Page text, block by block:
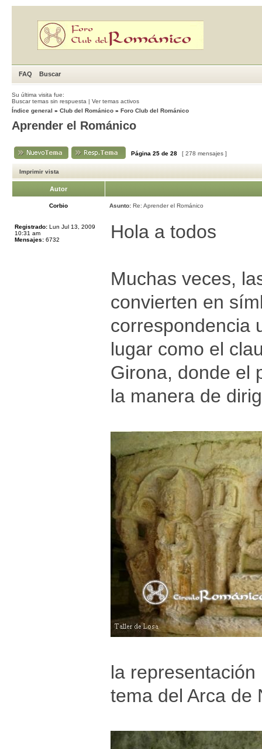
FAQ Buscar
Su última visita fue:
Buscar temas sin respuesta | Ver temas activos
Índice general » Club del Románico » Foro Club del Románico
Aprender el Románico
Página 25 de 28 [ 278 mensajes ]
Imprimir vista
Autor
Corbio Asunto: Re: Aprender el Románico
Registrado: Lun Jul 13, 2009
10:31 am
Mensajes: 6732 Hola a todos
Muchas veces,
convierten en
correspondencia
lugar como el
Girona, donde el
la manera de
la
tema del Arca de